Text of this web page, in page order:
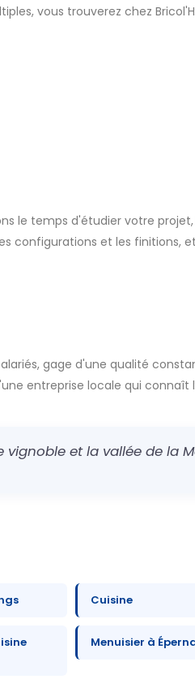
vous trouverez chez
le temps d'étudier votre
configurations et les finitions,
gage d'une qualité
entreprise locale qui connaît
et la vallée de la
Cuisine
Menuisier à